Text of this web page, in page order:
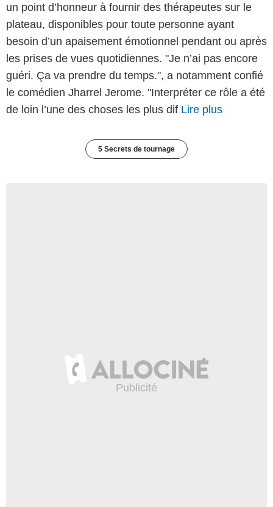
un point d’honneur à fournir des thérapeutes sur le
plateau, disponibles pour toute personne ayant
besoin d’un apaisement émotionnel pendant ou après
les prises de vues quotidiennes. "Je n’ai pas encore
guéri. Ça va prendre du temps.", a notamment confié
le comédien Jharrel Jerome. "Interpréter ce rôle a été
de loin l’une des choses les plus dif Lire plus
5 Secrets de tournage